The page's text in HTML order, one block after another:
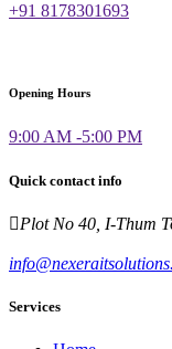
+91 8178301693
Opening Hours
9:00 AM -5:00 PM
Quick contact info
Plot No 40, I-Thum
Services